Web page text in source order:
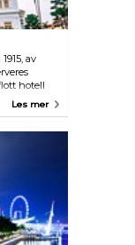
av
hotell
vakre
trolig
Les mer